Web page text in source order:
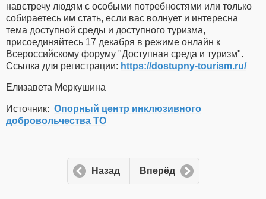
навстречу людям с особыми потребностями или только
собираетесь им стать, если вас волнует и интересна
тема доступной среды и доступного туризма,
присоединяйтесь 17 декабря в режиме онлайн к
Всероссийскому форуму "Доступная среда и туризм".
Ссылка для регистрации: https://dostupny-tourism.ru/
Елизавета Меркушина
Источник: Опорный центр инклюзивного
добровольчества ТО
Назад Вперёд